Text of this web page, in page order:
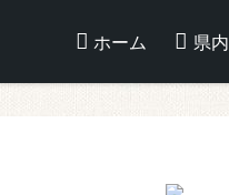
ホーム 県